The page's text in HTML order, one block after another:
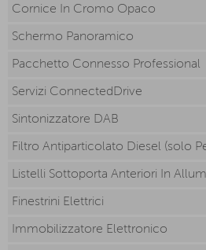
Cornice In Cromo Opaco
Schermo Panoramico
Pacchetto Connesso Professional
Servizi ConnectedDrive
Sintonizzatore DAB
Filtro Antiparticolato Diesel (solo
Listelli Sottoporta Anteriori In
Finestrini Elettrici
Immobilizzatore Elettronico